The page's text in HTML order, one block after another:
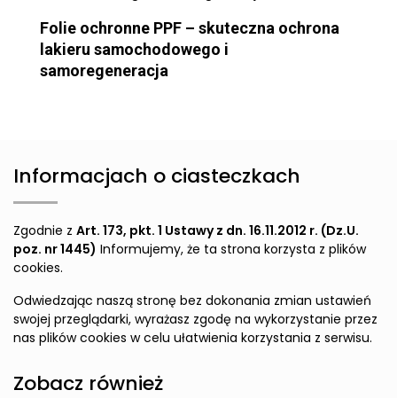
Folie ochronne PPF – skuteczna ochrona
lakieru samochodowego i
samoregeneracja
Informacjach o ciasteczkach
Zgodnie z Art. 173, pkt. 1 Ustawy z dn. 16.11.2012 r. (Dz.U.
poz. nr 1445) Informujemy, że ta strona korzysta z plików
cookies.
Odwiedzając naszą stronę bez dokonania zmian ustawień
swojej przeglądarki, wyrażasz zgodę na wykorzystanie przez
nas plików cookies w celu ułatwienia korzystania z serwisu.
Zobacz również